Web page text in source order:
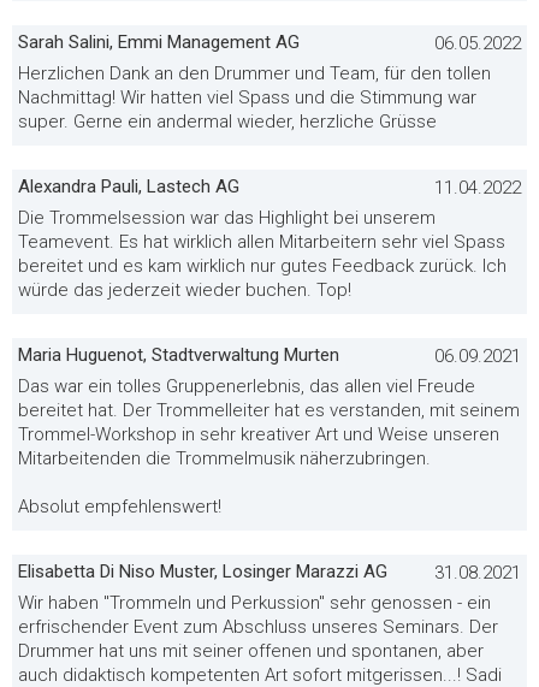
Sarah Salini, Emmi Management AG
06.05.2022
Herzlichen Dank an den Drummer und Team, für den tollen
Nachmittag! Wir hatten viel Spass und die Stimmung war
super. Gerne ein andermal wieder, herzliche Grüsse
Alexandra Pauli, Lastech AG
11.04.2022
Die Trommelsession war das Highlight bei unserem
Teamevent. Es hat wirklich allen Mitarbeitern sehr viel Spass
bereitet und es kam wirklich nur gutes Feedback zurück. Ich
würde das jederzeit wieder buchen. Top!
Maria Huguenot, Stadtverwaltung Murten
06.09.2021
Das war ein tolles Gruppenerlebnis, das allen viel Freude
bereitet hat. Der Trommelleiter hat es verstanden, mit seinem
Trommel-Workshop in sehr kreativer Art und Weise unseren
Mitarbeitenden die Trommelmusik näherzubringen.
Absolut empfehlenswert!
Elisabetta Di Niso Muster, Losinger Marazzi AG
31.08.2021
Wir haben "Trommeln und Perkussion" sehr genossen - ein
erfrischender Event zum Abschluss unseres Seminars. Der
Drummer hat uns mit seiner offenen und spontanen, aber
auch didaktisch kompetenten Art sofort mitgerissen...! Sadi